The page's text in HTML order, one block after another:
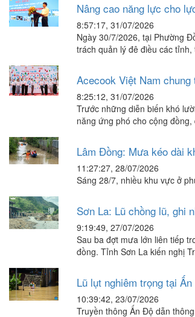
Nâng cao năng lực cho
8:57:17, 31/07/2026
Ngày 30/7/2026, tại Phường
trách quản lý đê điều các
Acecook Việt Nam
8:25:12, 31/07/2026
Trước những diễn biến khó
năng ứng phó cho cộng
Lâm Đồng: Mưa kéo dài
11:27:27, 28/07/2026
Sáng 28/7, nhiều khu vực ở
Sơn La: Lũ chồng lũ, ghi
9:19:49, 27/07/2026
Sau ba đợt mưa lớn liên tiếp
đồng. Tỉnh Sơn La kiến nghị
Lũ lụt nghiêm trọng tại
10:39:42, 23/07/2026
Truyền thông Ấn Độ dẫn